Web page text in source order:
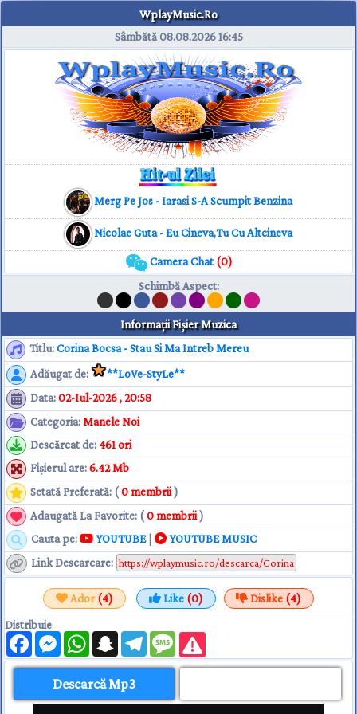
WplayMusic.Ro
Sâmbătă 08.08.202616:45
Merg Pe Jos - Iarasi S-A Scumpit Benzina
Nicolae Guta - Eu Cineva,Tu Cu Altcineva
Camera Chat(0)
Schimbă Aspect:
Informaţii Fişier Muzica
Titlu:Corina Bocsa - Stau Si Ma Intreb Mereu
Adăugat de:
**LoVe-StyLe**
Data:02-Iul-2026 , 20:58
Categoria: Manele Noi
Descărcat de: 461 ori
Fişierul are:6.42 Mb
Setată Preferată: (0 membrii )
Adaugată La Favorite: (0 membrii)
Cauta pe:
YOUTUBE|
YOUTUBE MUSIC
Link Descarcare:
Ador(4) Like (0) Dislike (4)
Distribuie
FacebookMessengerWhatsAppSnapchatTelegramMessage
Descarcă Mp3